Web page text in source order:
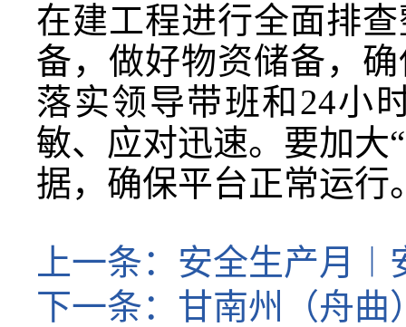
在建工程进行全面排
备，做好物资储备，
落实领导带班和24小
敏、应对迅速。要加大
据，确保平台正常运行
上一条： 安全生产月︱
下一条： 甘南州（舟曲